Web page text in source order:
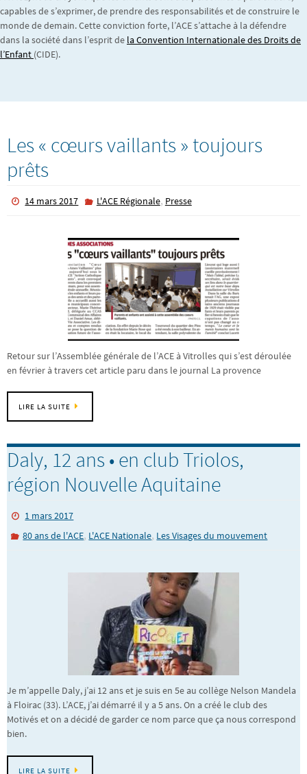
capables de s’exprimer, de prendre des responsabilités et de construire le
monde de demain. Cette conviction forte, l’ACE s’attache à la défendre
dans la société dans l’esprit de la Convention Internationale des Droits de
l’Enfant (CIDE).
Les « cœurs vaillants » toujours
prêts
14 mars 2017 L'ACE Régionale, Presse
Retour sur l’Assemblée générale de l’ACE à Vitrolles qui s’est déroulée
en février à travers cet article paru dans le journal La provence
LIRE LA SUITE
Daly, 12 ans • en club Triolos,
région Nouvelle Aquitaine
1 mars 2017
80 ans de l'ACE, L'ACE Nationale, Les Visages du mouvement
Je m’appelle Daly, j’ai 12 ans et je suis en 5e au collège Nelson Mandela
à Floirac (33). L’ACE, j’ai démarré il y a 5 ans. On a créé le club des
Motivés et on a décidé de garder ce nom parce que ça nous correspond
bien.
LIRE LA SUITE